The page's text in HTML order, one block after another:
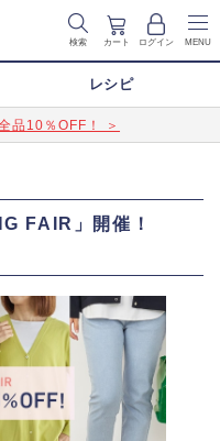
検索 カート ログイン MENU
レシピ
品10％OFF！ ＞
FAIR」開催！